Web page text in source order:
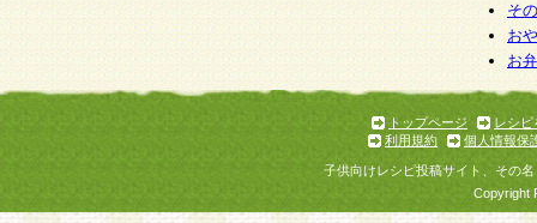
そ
お
お
トップページ
レシピ
利用規約
個人情報保
子供向けレシピ投稿サイト、その
Copyright